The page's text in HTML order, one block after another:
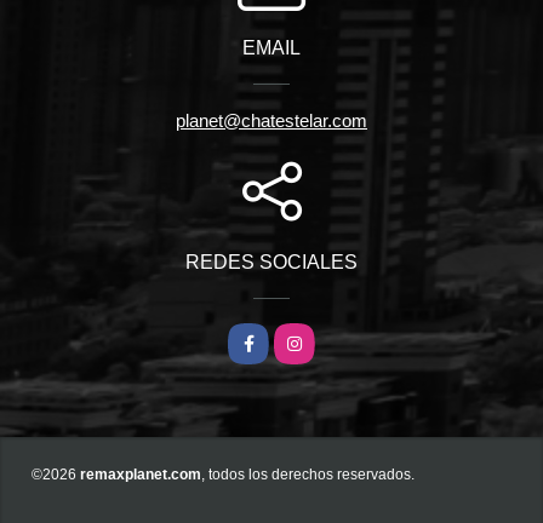
EMAIL
planet@chatestelar.com
REDES SOCIALES
FacebookInstagram
©2026 remaxplanet.com, todos los derechos reservados.